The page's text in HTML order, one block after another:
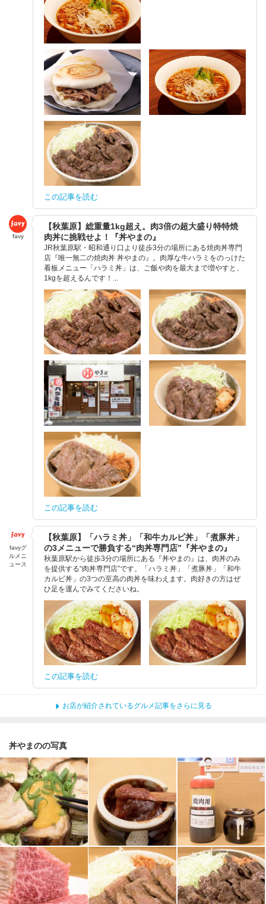
この記事を読む
favy
【秋葉原】総重量1kg超え。肉3倍の超大盛り特特焼
肉丼に挑戦せよ！『丼やまの』
JR秋葉原駅・昭和通り口より徒歩3分の場所にある焼肉丼専門
店『唯一無二の焼肉丼 丼やまの』。肉厚な牛ハラミをのっけた
看板メニュー「ハラミ丼」は、ご飯や肉を最大まで増やすと、
1kgを超えるんです！...
この記事を読む
favyグ
ルメニ
ュース
【秋葉原】「ハラミ丼」「和牛カルビ丼」「煮豚丼」
の3メニューで勝負する“肉丼専門店”『丼やまの』
秋葉原駅から徒歩3分の場所にある『丼やまの』は、肉丼のみ
を提供する“肉丼専門店”です。「ハラミ丼」「煮豚丼」「和牛
カルビ丼」の3つの至高の肉丼を味わえます。肉好きの方はぜ
ひ足を運んでみてくださいね。
この記事を読む
お店が紹介されているグルメ記事をさらに見る
丼やまのの写真